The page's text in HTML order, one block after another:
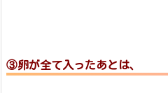
③卵が全て入ったあとは、